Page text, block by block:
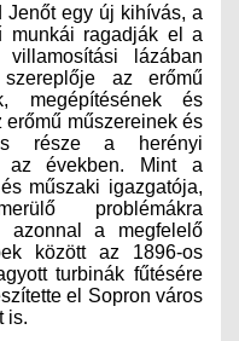
Jenőt egy új kihívás, a
munkái ragadják el a
lázában
az erőmű
megépítésének és
erőmű műszereinek és
része a herényi
az években. Mint a
műszaki igazgatója,
problémákra
azonnal a megfelelő
között az 1896-os
turbinák fűtésére
el Sopron város
is.